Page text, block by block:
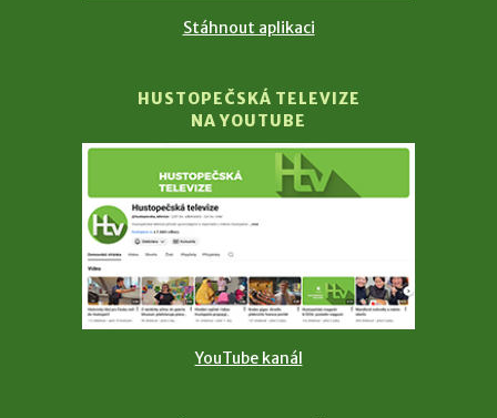
Stáhnout aplikaci
HUSTOPEČSKÁ TELEVIZE
NA YOUTUBE
YouTube kanál